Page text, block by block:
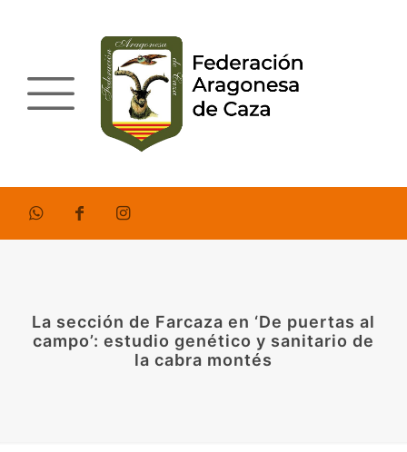
La sección de Farcaza en ‘De puertas al
campo’: estudio genético y sanitario de
la cabra montés